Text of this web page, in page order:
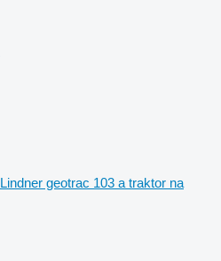
Lindner geotrac 103 a traktor na